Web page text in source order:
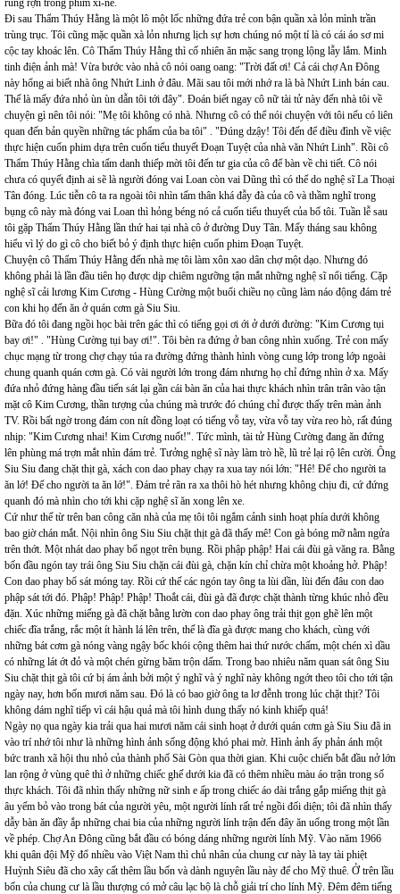
rùng rợn trong phim xi-nê.
Đi sau Thẩm Thúy Hằng là một lô một lốc những đứa trẻ con bận quần xà lỏn mình trần
trùng trục. Tôi cũng mặc quần xà lỏn nhưng lịch sự hơn chúng nó một tí là có cái áo sơ mi
cộc tay khoác lên. Cô Thẩm Thúy Hằng thì cố nhiên ăn mặc sang trọng lộng lẫy lắm. Minh
tinh điện ảnh mà! Vừa bước vào nhà cô nói oang oang: "Trời đất ơi! Cả cái chợ An Đông
này hổng ai biết nhà ông Nhứt Linh ở đâu. Mãi sau tôi mới nhớ ra là bà Nhứt Linh bán cau.
Thế là mấy đứa nhỏ ùn ùn dẫn tôi tới đây". Đoán biết ngay cô nữ tài tử này đến nhà tôi về
chuyện gì nên tôi nói: "Mẹ tôi không có nhà. Nhưng cô có thể nói chuyện với tôi nếu có liên
quan đến bản quyền những tác phẩm của ba tôi" . "Đúng dzậy! Tôi đến để điều đình về việc
thực hiện cuốn phim dựa trên cuốn tiểu thuyết Đoạn Tuyệt của nhà văn Nhứt Linh". Rồi cô
Thẩm Thúy Hằng chìa tấm danh thiếp mời tôi đến tư gia của cô để bàn về chi tiết. Cô nói
chưa có quyết định ai sẽ là người đóng vai Loan còn vai Dũng thì có thể do nghệ sĩ La Thoại
Tân đóng. Lúc tiễn cô ta ra ngoài tôi nhìn tấm thân khá đẫy đà của cô và thầm nghĩ trong
bụng cô này mà đóng vai Loan thì hỏng béng nó cả cuốn tiểu thuyết của bố tôi. Tuần lễ sau
tôi gặp Thẩm Thúy Hằng lần thứ hai tại nhà cô ở đường Duy Tân. Mấy tháng sau không
hiểu vì lý do gì cô cho biết bỏ ý định thực hiện cuốn phim Đoạn Tuyệt.
Chuyện cô Thẩm Thúy Hằng đến nhà mẹ tôi làm xôn xao dân chợ một dạo. Nhưng đó
không phải là lần đầu tiên họ được dịp chiêm ngưỡng tận mắt những nghệ sĩ nổi tiếng. Cặp
nghệ sĩ cải lương Kim Cương - Hùng Cường một buổi chiều nọ cũng làm náo động đám trẻ
con khi họ đến ăn ở quán cơm gà Siu Siu.
Bữa đó tôi đang ngồi học bài trên gác thì có tiếng gọi ơi ới ở dưới đường: "Kim Cương tụi
bay ơi!" . "Hùng Cường tụi bay ơi!". Tôi bèn ra đứng ở ban công nhìn xuống. Trẻ con mấy
chục mạng từ trong chợ chạy túa ra đường đứng thành hình vòng cung lớp trong lớp ngoài
chung quanh quán cơm gà. Có vài người lớn trong đám nhưng họ chỉ đứng nhìn ở xa. Mấy
đứa nhỏ đứng hàng đầu tiến sát lại gần cái bàn ăn của hai thực khách nhìn trân trân vào tận
mặt cô Kim Cương, thần tượng của chúng mà trước đó chúng chỉ được thấy trên màn ảnh
TV. Rồi bất ngờ trong đám con nít đồng loạt có tiếng vỗ tay, vừa vỗ tay vừa reo hò, rất đúng
nhịp: "Kim Cương nhai! Kim Cương nuốt!". Tức mình, tài tử Hùng Cường đang ăn đứng
lên phùng má trợn mắt nhìn đám trẻ. Tưởng nghệ sĩ này làm trò hề, lũ trẻ lại rộ lên cười. Ông
Siu Siu đang chặt thịt gà, xách con dao phay chạy ra xua tay nói lớn: "Hê! Để cho người ta
ăn lớ! Để cho người ta ăn lớ!". Đám trẻ rãn ra xa thôi hò hét nhưng không chịu đi, cứ đứng
quanh đó mà nhìn cho tới khi cặp nghệ sĩ ăn xong lên xe.
Cứ như thế từ trên ban công căn nhà của mẹ tôi tôi ngắm cảnh sinh hoạt phía dưới không
bao giờ chán mắt. Nội nhìn ông Siu Siu chặt thịt gà đã thấy mê! Con gà bóng mỡ nằm ngửa
trên thớt. Một nhát dao phay bổ ngọt trên bụng. Rồi phập phập! Hai cái đùi gà văng ra. Bằng
bốn đầu ngón tay trái ông Siu Siu chặn cái đùi gà, chặn kín chỉ chừa một khoảng hở. Phập!
Con dao phay bổ sát móng tay. Rồi cứ thế các ngón tay ông ta lùi dần, lùi đến đâu con dao
phập sát tới đó. Phập! Phập! Phập! Thoắt cái, đùi gà đã được chặt thành từng khúc nhỏ đều
đặn. Xúc những miếng gà đã chặt bằng lườn con dao phay ông trải thịt gọn ghẽ lên một
chiếc đĩa trắng, rắc một ít hành lá lên trên, thế là đĩa gà được mang cho khách, cùng với
những bát cơm gà nóng vàng ngậy bốc khói cộng thêm hai thứ nước chấm, một chén xì dầu
có những lát ớt đỏ và một chén gừng băm trộn dấm. Trong bao nhiêu năm quan sát ông Siu
Siu chặt thịt gà tôi cứ bị ám ảnh bởi một ý nghĩ và ý nghĩ này không ngớt theo tôi cho tới tận
ngày nay, hơn bốn mươi năm sau. Đó là có bao giờ ông ta lơ đễnh trong lúc chặt thịt? Tôi
không dám nghĩ tiếp vì cái hậu quả mà tôi hình dung thấy nó kinh khiếp quá!
Ngày nọ qua ngày kia trải qua hai mươi năm cái sinh hoạt ở dưới quán cơm gà Siu Siu đã in
vào trí nhớ tôi như là những hình ảnh sống động khó phai mờ. Hình ảnh ấy phản ánh một
bức tranh xã hội thu nhỏ của thành phố Sài Gòn qua thời gian. Khi cuộc chiến bắt đầu nở lớn
lan rộng ở vùng quê thì ở những chiếc ghế dưới kia đã có thêm nhiều màu áo trận trong số
thực khách. Tôi đã nhìn thấy những nữ sinh e ấp trong chiếc áo dài trắng gắp miếng thịt gà
âu yếm bỏ vào trong bát của người yêu, một người lính rất trẻ ngồi đối diện; tôi đã nhìn thấy
dẫy bàn ăn đầy ắp những chai bia của những người lính trận đến đây ăn uống trong một lần
về phép. Chợ An Đông cũng bắt đầu có bóng dáng những người lính Mỹ. Vào năm 1966
khi quân đội Mỹ đổ nhiều vào Việt Nam thì chủ nhân của chung cư này là tay tài phiệt
Huỳnh Siêu đã cho xây cất thêm lầu bốn và dành nguyên lầu này để cho Mỹ thuê. Ở trên lầu
bốn của chung cư là lầu thượng có mở câu lạc bộ là chỗ giải trí cho lính Mỹ. Đêm đêm tiếng